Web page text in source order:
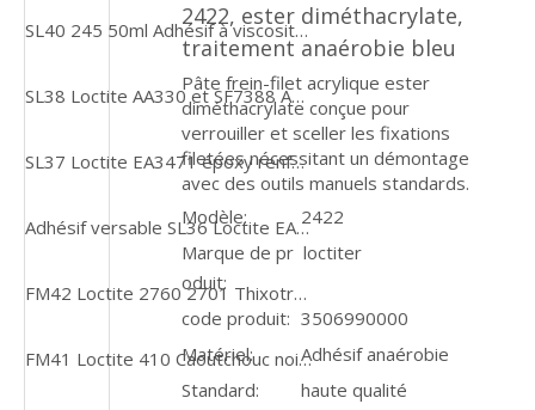
SL40 245 50ml Adhésif à viscosité moyenne-Fiscosité
SL38 Loctite AA330 et SF7388 Adhésif de liaison multi-substrat pour les composés PVC, phénoliques et acryliques
SL37 Loctite EA3471 époxy renforcé d'acier pour machine
Adhésif versable SL36 Loctite EA3472 pour le moulage dans les zones difficiles d'accès
FM42 Loctite 2760 2701 Thixotrope, haute résistance, durcissement rapide, applications lourdes, frein-filet
FM41 Loctite 410 Caoutchouc noir renforcé monocomposant, durcissement à température ambiante, adhésif instantané pour combler les espaces
2422, ester diméthacrylate,
traitement anaérobie bleu
Pâte frein-filet acrylique ester
diméthacrylate conçue pour
verrouiller et sceller les fixations
filetées nécessitant un démontage
avec des outils manuels standards.
Modèle:
2422
Marque de pr
oduit:
loctiter
code produit: 3506990000
Matériel:
Adhésif anaérobie
Standard:
haute qualité